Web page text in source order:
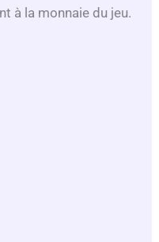
à la monnaie du jeu.